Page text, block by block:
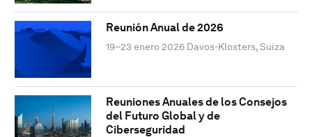
Reunión Anual de 2026
19–23 enero 2026 Davos-Klosters, Suiza
Reuniones Anuales de los Consejos
del Futuro Global y de
Ciberseguridad